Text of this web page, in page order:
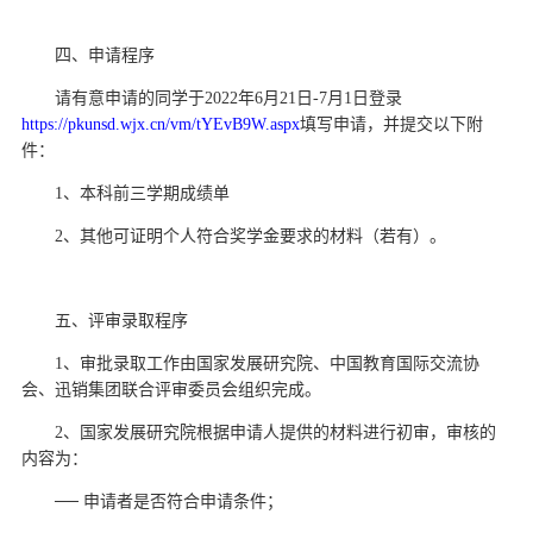
四、申请程序
请有意申请的同学于2022年6月21日-7月1日登录
https://pkunsd.wjx.cn/vm/tYEvB9W.aspx填写申请，并提交以下附
件：
1、本科前三学期成绩单
2、其他可证明个人符合奖学金要求的材料（若有）。
五、评审录取程序
1、审批录取工作由国家发展研究院、中国教育国际交流协
会、迅销集团联合评审委员会组织完成。
2、国家发展研究院根据申请人提供的材料进行初审，审核的
内容为：
── 申请者是否符合申请条件；